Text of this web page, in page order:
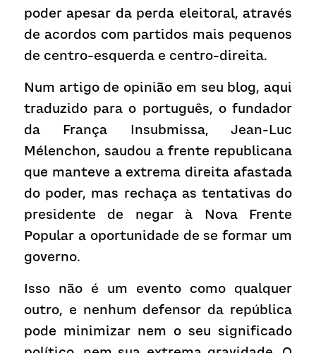
poder apesar da perda eleitoral, através
de acordos com partidos mais pequenos
de centro-esquerda e centro-direita.
Num artigo de opinião em seu blog, aqui
traduzido para o português, o fundador
da França Insubmissa, Jean-Luc
Mélenchon, saudou a frente republicana
que manteve a extrema direita afastada
do poder, mas rechaça as tentativas do
presidente de negar à Nova Frente
Popular a oportunidade de se formar um
governo.
Isso não é um evento como qualquer
outro, e nenhum defensor da república
pode minimizar nem o seu significado